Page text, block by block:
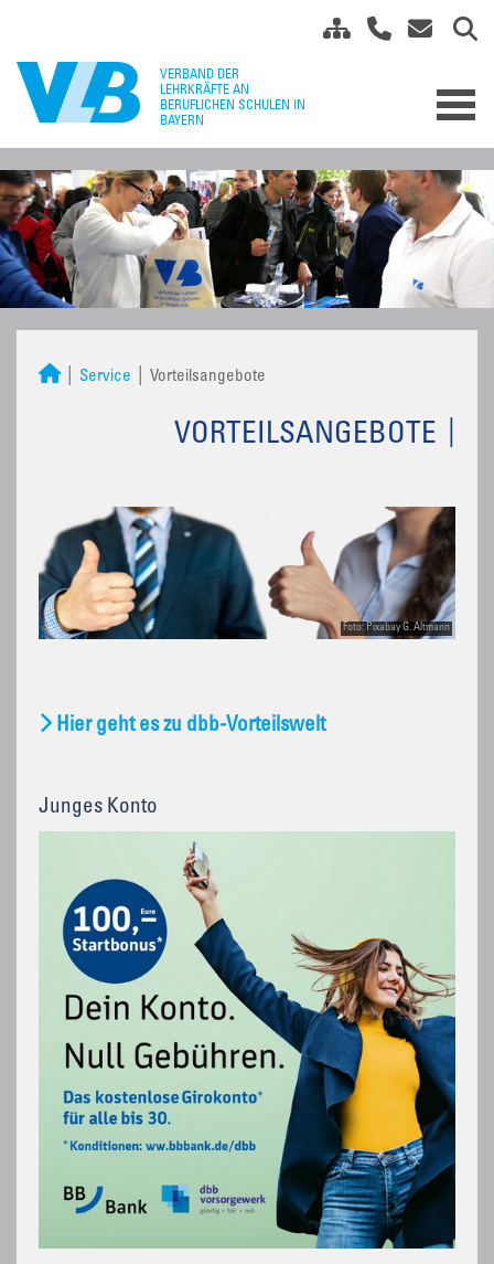
Service Vorteilsangebote
VORTEILSANGEBOTE
Foto: Pixabay G. Altmann
Hier geht es zu dbb-Vorteilswelt
Junges Konto